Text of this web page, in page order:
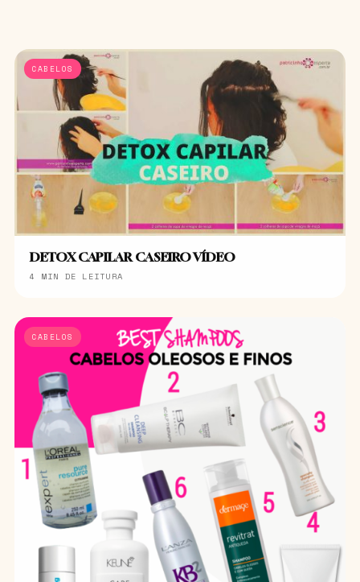
CABELOS
DETOX CAPILAR CASEIRO VÍDEO
4 MIN DE LEITURA
CABELOS